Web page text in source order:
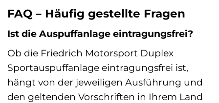
FAQ – Häufig gestellte Fragen
Ist die Auspuffanlage eintragungsfrei?
Ob die Friedrich Motorsport Duplex
Sportauspuffanlage eintragungsfrei ist,
hängt von der jeweiligen Ausführung und
den geltenden Vorschriften in Ihrem Land